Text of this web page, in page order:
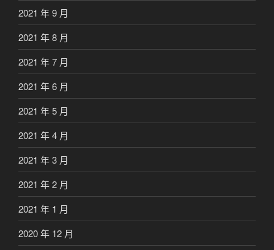
2021 年 9 月
2021 年 8 月
2021 年 7 月
2021 年 6 月
2021 年 5 月
2021 年 4 月
2021 年 3 月
2021 年 2 月
2021 年 1 月
2020 年 12 月